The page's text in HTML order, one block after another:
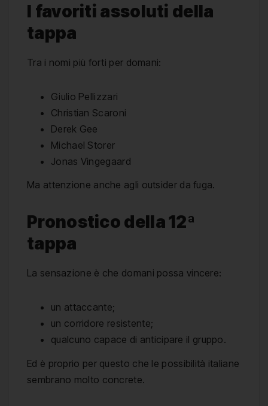
I favoriti assoluti della
tappa
Tra i nomi più forti per domani:
Giulio Pellizzari
Christian Scaroni
Derek Gee
Michael Storer
Jonas Vingegaard
Ma attenzione anche agli outsider da fuga.
Pronostico della 12ª
tappa
La sensazione è che domani possa vincere:
un attaccante;
un corridore resistente;
qualcuno capace di anticipare il gruppo.
Ed è proprio per questo che le possibilità italiane
sembrano molto concrete.